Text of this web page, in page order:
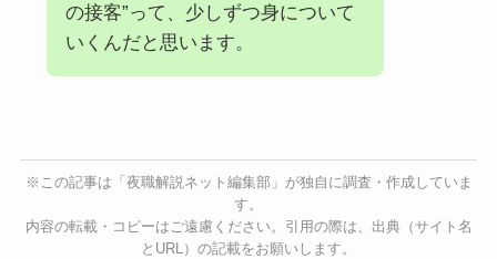
の接客”って、少しずつ身について
いくんだと思います。
※この記事は「夜職解説ネット編集部」が独自に調査・作成していま
す。
内容の転載・コピーはご遠慮ください。引用の際は、出典（サイト名
とURL）の記載をお願いします。